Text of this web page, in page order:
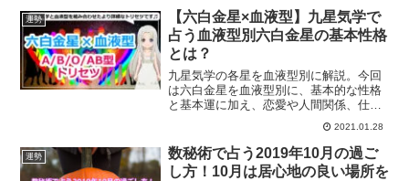
は？
運勢
【六白金星×血液型】九星気学で
占う血液型別六白金星の基本性格
とは？
九星気学の各星を血液型別に解説。今回
は六白金星を血液型別に、基本的な性格
と基本運に加え、恋愛や人間関係、仕事
やお金関連、開運のポイントや相性など
2021.01.28
運勢
数秘術で占う2019年10月の過ご
し方！10月は居心地の良い場所を